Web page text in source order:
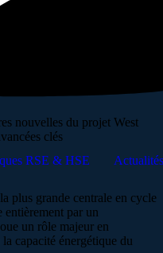
RSE & HSE Actualités
nouvelles du projet West
clés
plus grande centrale en cycle
entièrement par un
un rôle majeur en
capacité énergétique du